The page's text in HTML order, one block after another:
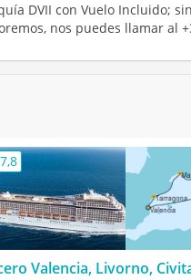
DVII con Vuelo Incluido;
nos puedes llamar al
7,8
Valencia, Livorno,